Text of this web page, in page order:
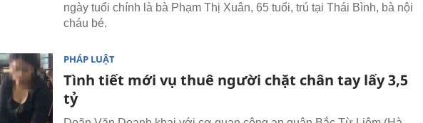
ngày tuổi chính là bà Phạm Thị Xuân, 65 tuổi, trú tại Thái Bình, bà nội
cháu bé.
PHÁP LUẬT
Tình tiết mới vụ thuê người chặt chân tay lấy 3,5
tỷ